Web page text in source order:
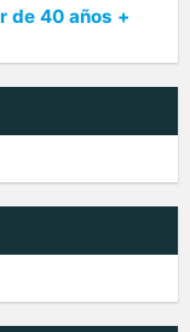
de 40 años +